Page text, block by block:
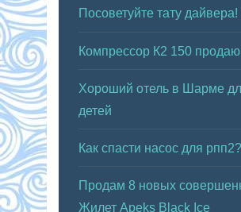
Посоветуйте тату дайвера!
Компрессор К2 150 продаю
Хороший отель в Шарме
детей
Как спасти насос для рпп2?
Продам 8 новых
Жилет Apeks Black Ice